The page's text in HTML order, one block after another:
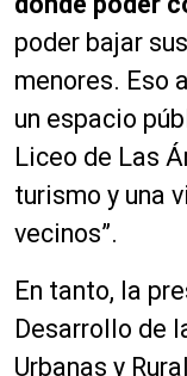
poder bajar
menores. Eso
un espacio
Liceo de Las
turismo y una
vecinos”.
En tanto, la
Desarrollo de
Urbanas y